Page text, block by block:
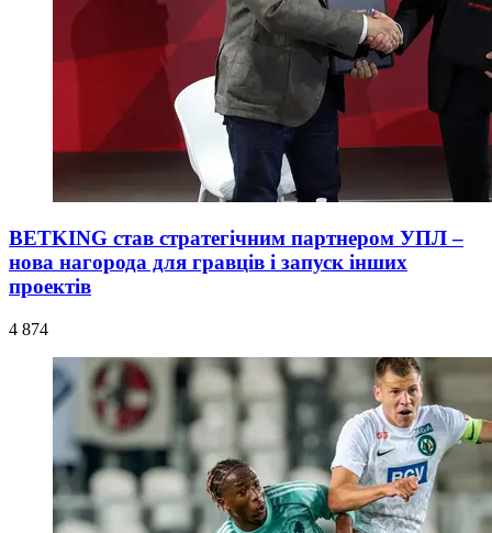
BETKING став стратегічним партнером УПЛ –
нова нагорода для гравців і запуск інших
проектів
4 874